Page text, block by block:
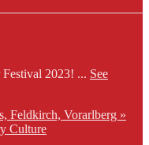
2023! ... See
Feldkirch, Vorarlberg »
Culture